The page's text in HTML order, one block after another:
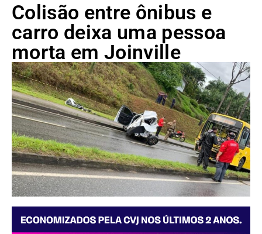
Colisão entre ônibus e
carro deixa uma pessoa
morta em Joinville